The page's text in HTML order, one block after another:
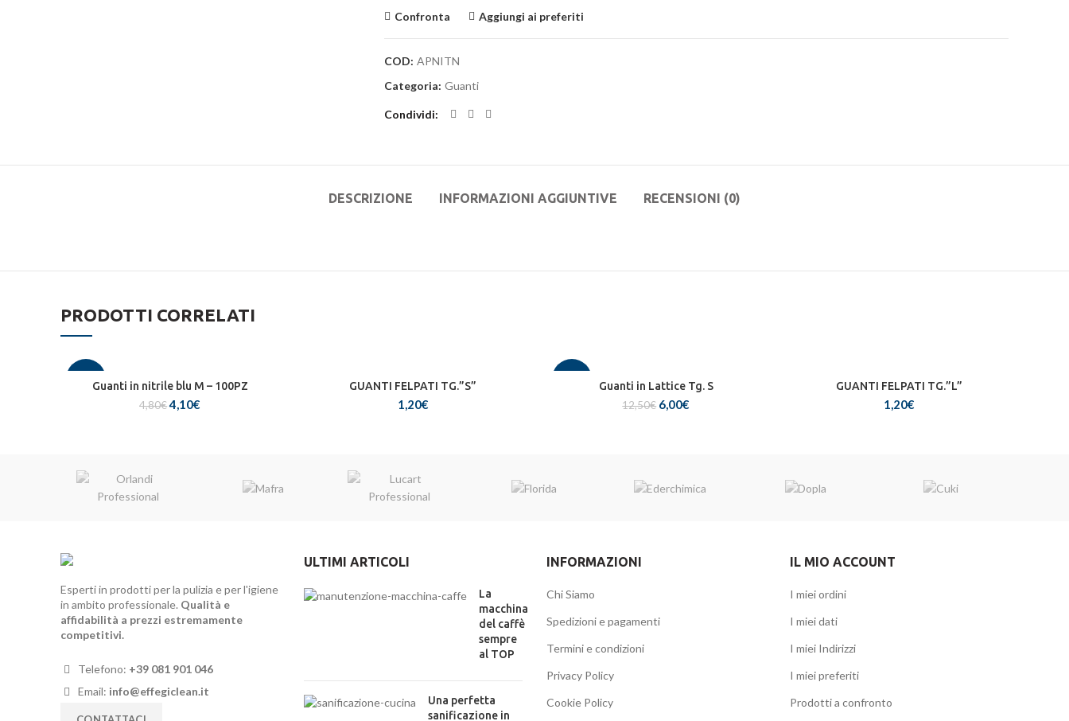
Confronta Aggiungi ai preferiti
COD: APNITN
Categoria: Guanti
Condividi
DESCRIZIONE INFORMAZIONI AGGIUNTIVE RECENSIONI (0)
PRODOTTI CORRELATI
Guanti in nitrile blu M – 100PZ
4,80€
Il prezzo originale
4,10€
GUANTI FELPATI TG.”S”
1,20€
Guanti in Lattice Tg. S
12,50€
Il prezzo originale
6,00€
GUANTI FELPATI TG.”L”
1,20€
Esperti in prodotti per la pulizia e per l'igiene
in ambito professionale. Qualità e
affidabilità a prezzi estremamente
competitivi.
Telefono: +39 081 901 046
Email: info@effegiclean.it
ULTIMI ARTICOLI
La
macchina
del caffè
sempre
al TOP
Una perfetta
sanificazione in
INFORMAZIONI
Chi Siamo
Spedizioni e pagamenti
Termini e condizioni
Privacy Policy
Cookie Policy
IL MIO ACCOUNT
I miei ordini
I miei dati
I miei Indirizzi
I miei preferiti
Prodotti a confronto